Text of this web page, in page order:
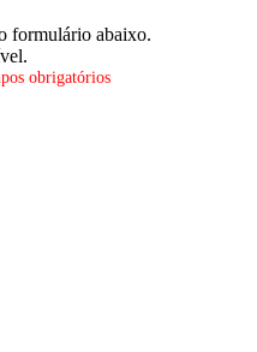
formulário abaixo.
obrigatórios